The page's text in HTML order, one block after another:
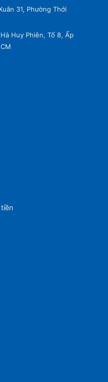
31, Phường Thới
Huy Phiên, Tổ 8, Ấp